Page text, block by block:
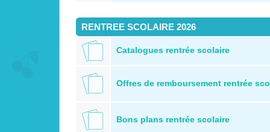
RENTREE SCOLAIRE 2026
Catalogues rentrée scolaire
Offres de remboursement rentrée
Bons plans rentrée scolaire